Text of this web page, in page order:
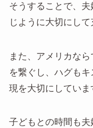
そうすることで、
じように大切にして
また、アメリカな
を繋ぐし、ハグも
現を大切にしていま
子どもとの時間も